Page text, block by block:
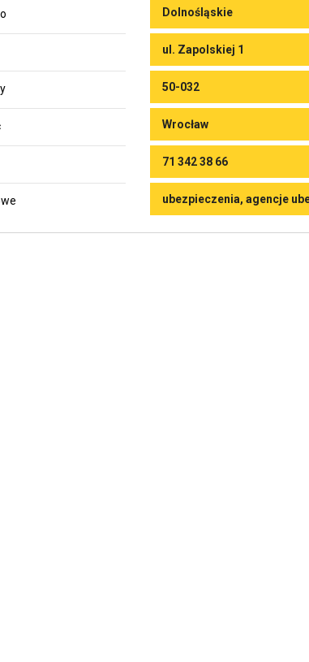
Dolnośląskie
ul. Zapolskiej 1
50-032
Wrocław
71 342 38 66
ubezpieczenia, agencje